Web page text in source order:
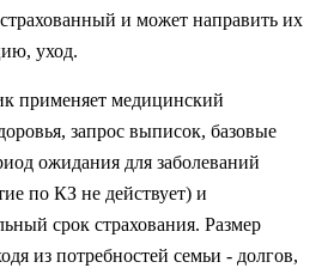
и может направить их
уход.
применяет медицинский
запрос выписок, базовые
ожидания для заболеваний
по КЗ не действует) и
срок страхования. Размер
из потребностей семьи - долгов,